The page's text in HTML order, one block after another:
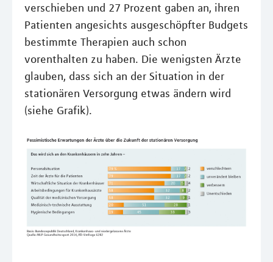
verschieben und 27 Prozent gaben an, ihren
Patienten angesichts ausgeschöpfter Budgets
bestimmte Therapien auch schon
vorenthalten zu haben. Die wenigsten Ärzte
glauben, dass sich an der Situation in der
stationären Versorgung etwas ändern wird
(siehe Grafik).